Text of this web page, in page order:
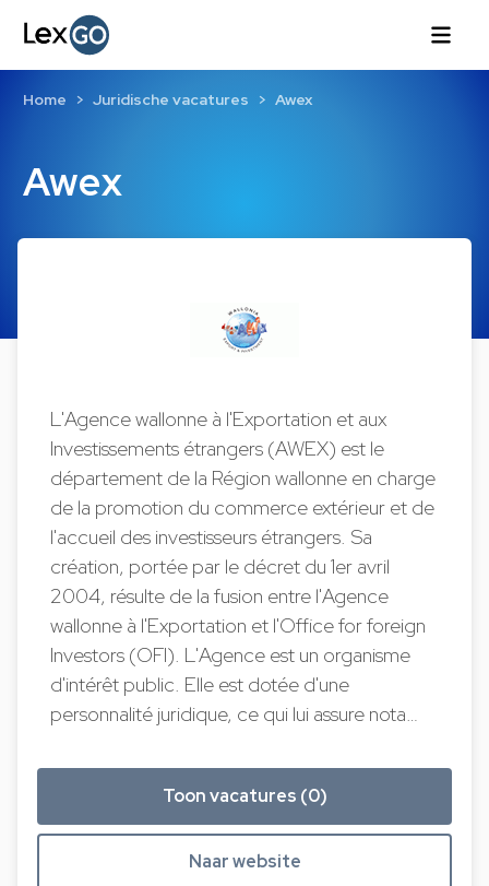
Awex
Home Juridische vacatures Awex
L'Agence wallonne à l'Exportation et aux
Investissements étrangers (AWEX) est le
département de la Région wallonne en charge
de la promotion du commerce extérieur et de
l'accueil des investisseurs étrangers. Sa
création, portée par le décret du 1er avril
2004, résulte de la fusion entre l'Agence
wallonne à l'Exportation et l'Office for foreign
Investors (OFI). L'Agence est un organisme
d'intérêt public. Elle est dotée d'une
personnalité juridique, ce qui lui assure nota…
Toon vacatures (0)
Naar website